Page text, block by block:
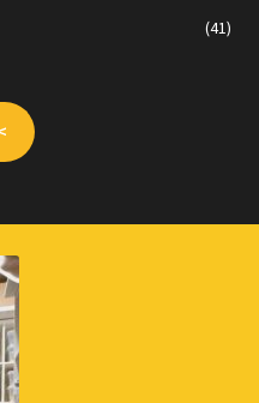
(41)